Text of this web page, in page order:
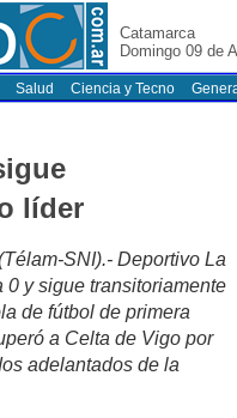
Catamarca
Domingo 09 de
Salud Ciencia y Tecno
líder
SNI).- Deportivo La
0 y sigue transitoriamente
de fútbol de primera
a Celta de Vigo por
adelantados de la